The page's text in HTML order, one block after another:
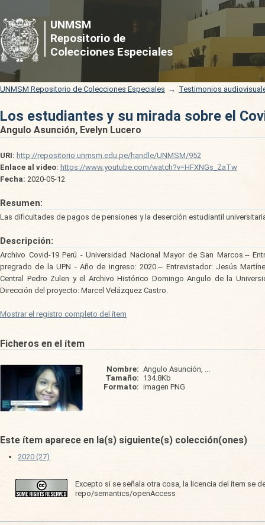
UNMSM
Repositorio de
Colecciones Especiales
Los estudiantes y su mirada sobre el
UNMSM Repositorio de Colecciones Especiales → Testimonios
Los estudiantes y su mirada sobre el
Angulo Asunción, Evelyn Lucero
URI: http://repositorio.unmsm.edu.pe/handle/UNMSM/952
Enlace al video: https://www.youtube.com/watch?v=HFXNGs_ZaTw
Fecha: 2020-05-12
Resumen:
Las dificultades de pagos de pensiones y la deserción estudiantil
Descripción:
Archivo Covid-19 Perú - Universidad Nacional Mayor de San Marcos.--
pregrado de la UPN - Año de ingreso: 2020.-- Entrevistador: Jesús
Central Pedro Zulen y el Archivo Histórico Domingo Angulo de la
Dirección del proyecto: Marcel Velázquez Castro.
Mostrar el registro completo del ítem
Ficheros en el ítem
Nombre: Angulo Asunción, ...
Tamaño: 134.8Kb
Formato: imagen PNG
Este ítem aparece en la(s) siguiente(s) colección(ones)
2020 (27)
Excepto si se señala otra cosa, la licencia del ítem se
repo/semantics/openAccess